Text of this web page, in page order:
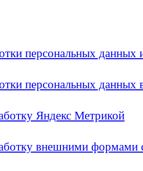
персональных
персональных
Яндекс Метрикой
внешними формами